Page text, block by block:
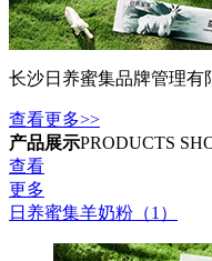
长沙日养蜜集品牌管理有
查看更多>>
产品展示PRODUCTS
查看
更多
日养蜜集羊奶粉（1）